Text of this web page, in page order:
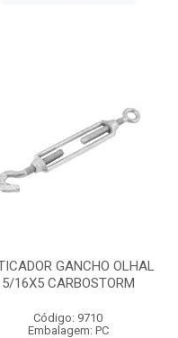
GANCHO OLHAL
5/16X5 CARBOSTORM
Código: 9710
Embalagem: PC